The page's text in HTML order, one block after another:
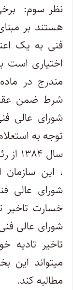
نظر سوم:
هستند بر
فنی به یک
اختیاری
شرط ضمن عقد
شورای عالی
توجه به
سال
، این
شورای عالی
خسارت تاخیر
شورای عالی
تاخیر تادیه
میتواند این
مطالبه کند.